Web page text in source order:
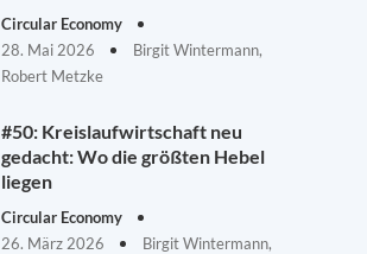
Circular Economy
28. Mai 2026
Birgit Wintermann,
Robert Metzke
#50: Kreislaufwirtschaft neu
gedacht: Wo die größten Hebel
liegen
Circular Economy
26. März 2026
Birgit Wintermann,